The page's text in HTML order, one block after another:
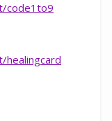
code1to9